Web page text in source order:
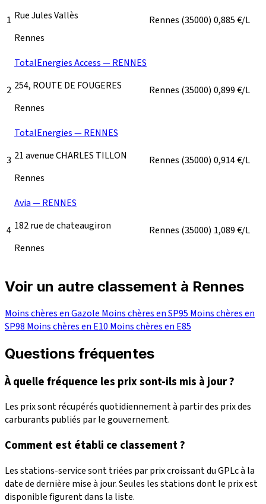
1 Rue Jules Vallès
Rennes
Rennes (35000) 0,885€/L
2
TotalEnergies Access — RENNES
254, ROUTE DE FOUGERES
Rennes
Rennes (35000) 0,899€/L
3
TotalEnergies — RENNES
21 avenue CHARLES TILLON
Rennes
Rennes (35000) 0,914€/L
4
Avia — RENNES
182 rue de chateaugiron
Rennes
Rennes (35000) 1,089€/L
Voir un autre classement à Rennes
Moins chères en Gazole Moins chères en SP95 Moins chères en
SP98 Moins chères en E10 Moins chères en E85
Questions fréquentes
À quelle fréquence les prix sont-ils mis à jour ?
Les prix sont récupérés quotidiennement à partir des prix des
carburants publiés par le gouvernement.
Comment est établi ce classement ?
Les stations-service sont triées par prix croissant du GPLc à la
date de dernière mise à jour. Seules les stations dont le prix est
disponible figurent dans la liste.